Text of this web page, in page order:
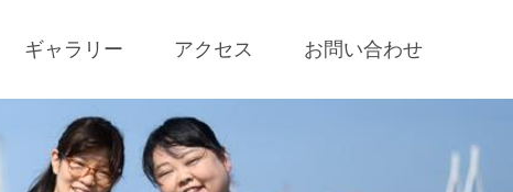
ギャラリー アクセス お問い合わせ